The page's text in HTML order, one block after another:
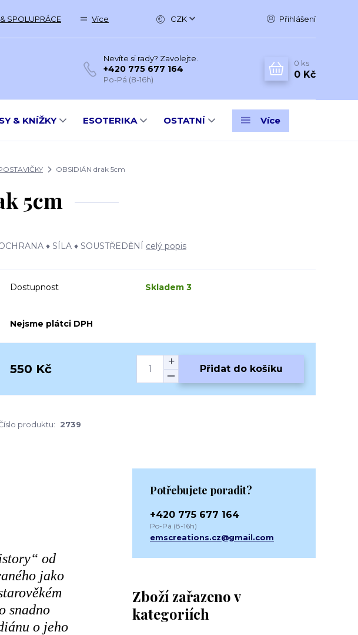
SPOLUPRÁCE Více CZK Přihlášení
Nevíte si rady? Zavolejte.
+420 775 677 164
Po-Pá (8-16h)
0 ks
0 Kč
& KNÍŽKY ESOTERIKA OSTATNÍ Více
OBSIDIÁN drak 5cm
5cm
♦ SÍLA ♦ SOUSTŘEDĚNÍ celý popis
Dostupnost Skladem 3
Nejsme plátci DPH
550 Kč Přidat do košíku
produktu: 2739
od
jako
snadno
o jeho
Zboží zařazeno v
kategoriích
Potřebujete poradit?
+420 775 677 164
Po-Pá (8-16h)
emscreations.cz@gmail.com